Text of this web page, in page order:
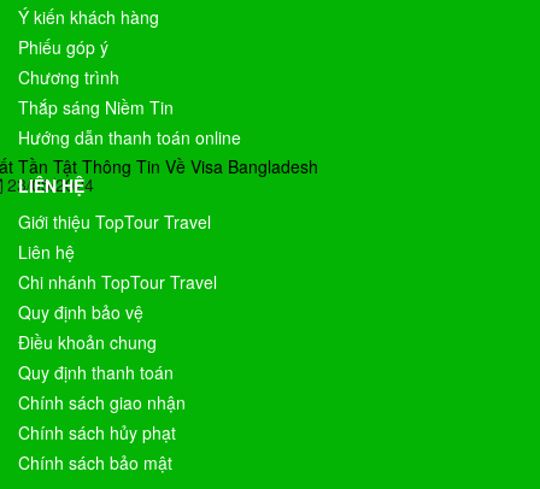
Tần Tật Thông Tin Về Visa Bangladesh
23/05/2024
Ý kiến khách hàng
Phiếu góp ý
Chương trình
Thắp sáng Niềm Tin
Hướng dẫn thanh toán online
LIÊN HỆ
Giới thiệu TopTour Travel
Liên hệ
Chi nhánh TopTour Travel
Quy định bảo vệ
Điều khoản chung
Quy định thanh toán
Chính sách giao nhận
Chính sách hủy phạt
Chính sách bảo mật